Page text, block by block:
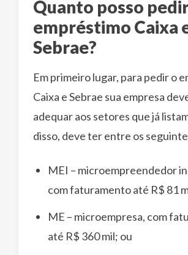
Quanto posso
empréstimo Caixa
Sebrae?
Em primeiro lugar, para pedir o
Caixa e Sebrae sua empresa
adequar aos setores que já
disso, deve ter entre os
MEI – microempreendedor
com faturamento até R$ 81
ME – microempresa, com
até R$ 360 mil; ou